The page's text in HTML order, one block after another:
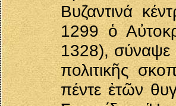
Βυζαντινά
1299 ὁ
1328), σύναψε
πολιτικῆς
πέντε ἐτῶν